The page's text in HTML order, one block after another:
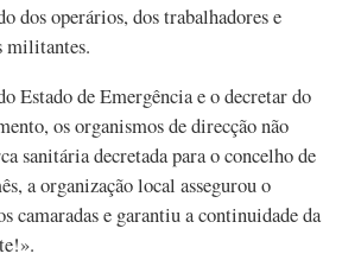
dos operários, dos trabalhadores e
militantes.
Estado de Emergência e o decretar do
os organismos de direcção não
sanitária decretada para o concelho de
a organização local assegurou o
camaradas e garantiu a continuidade da